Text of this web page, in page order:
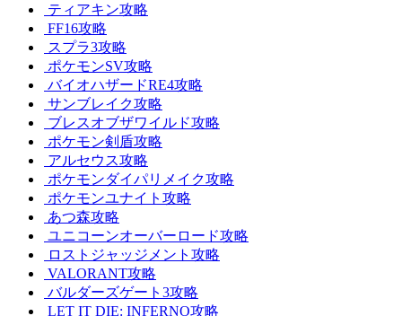
ティアキン攻略
FF16攻略
スプラ3攻略
ポケモンSV攻略
バイオハザードRE4攻略
サンブレイク攻略
ブレスオブザワイルド攻略
ポケモン剣盾攻略
アルセウス攻略
ポケモンダイパリメイク攻略
ポケモンユナイト攻略
あつ森攻略
ユニコーンオーバーロード攻略
ロストジャッジメント攻略
VALORANT攻略
バルダーズゲート3攻略
LET IT DIE: INFERNO攻略